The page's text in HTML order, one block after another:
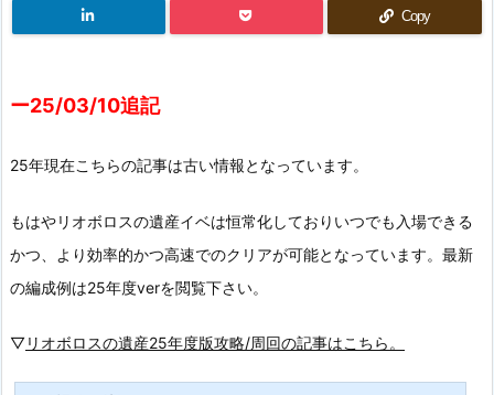
Copy
ー25/03/10追記
25年現在こちらの記事は古い情報となっています。
もはやリオボロスの遺産イベは恒常化しておりいつでも入場できる
かつ、より効率的かつ高速でのクリアが可能となっています。最新
の編成例は25年度verを閲覧下さい。
▽ リオボロスの遺産25年度版攻略/周回の記事はこちら。